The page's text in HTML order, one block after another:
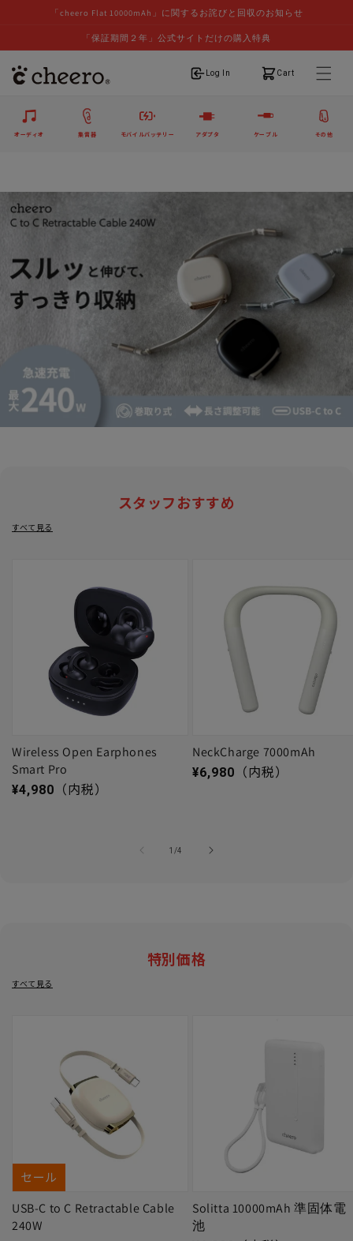
「cheero Flat 10000mAh」に関するお詫びと回収のお知らせ
「保証期間２年」公式サイトだけの購入特典
Log In
ログイン Cart
カート
オーディオ 集音器 モバイルバッテリー アダプタ ケーブル その他
スタッフおすすめ
すべて見る
Wireless Open Earphones
Smart Pro
通常価格
¥4,980 （内税）
NeckCharge 7000mAh
通常価格
¥6,980 （内税）
1 /
の4
特別価格
すべて見る
セール
USB-C to C Retractable Cable
240W
Solitta 10000mAh 準固体電
池